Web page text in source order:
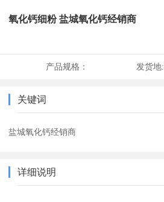
氧化钙细粉 盐城氧化钙经销商
产品规格： 发货地:
关键词
盐城氧化钙经销商
详细说明